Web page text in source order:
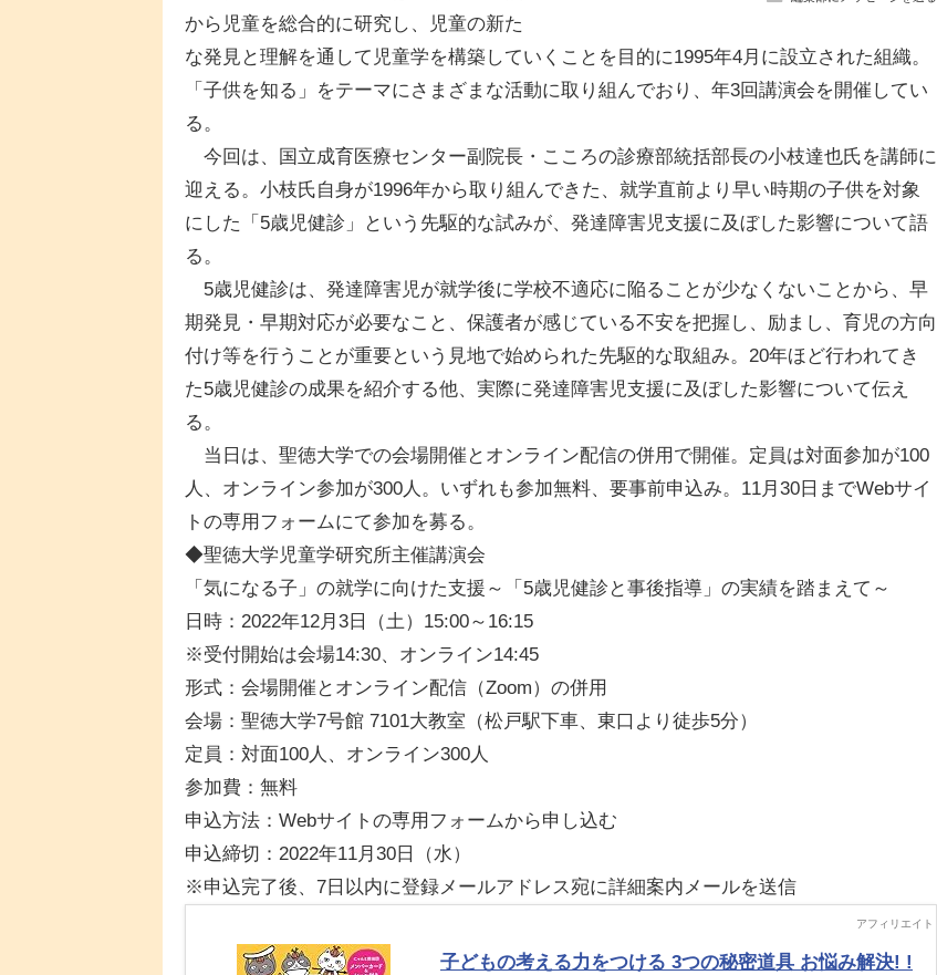
から児童を総合的に研究し、児童の新た
な発見と理解を通して児童学を構築していくことを目的に1995年4月に設立された組織。
「子供を知る」をテーマにさまざまな活動に取り組んでおり、年3回講演会を開催してい
る。
今回は、国立成育医療センター副院長・こころの診療部統括部長の小枝達也氏を講師に
迎える。小枝氏自身が1996年から取り組んできた、就学直前より早い時期の子供を対象
にした「5歳児健診」という先駆的な試みが、発達障害児支援に及ぼした影響について語
る。
5歳児健診は、発達障害児が就学後に学校不適応に陥ることが少なくないことから、早
期発見・早期対応が必要なこと、保護者が感じている不安を把握し、励まし、育児の方向
付け等を行うことが重要という見地で始められた先駆的な取組み。20年ほど行われてき
た5歳児健診の成果を紹介する他、実際に発達障害児支援に及ぼした影響について伝え
る。
当日は、聖徳大学での会場開催とオンライン配信の併用で開催。定員は対面参加が100
人、オンライン参加が300人。いずれも参加無料、要事前申込み。11月30日までWebサイ
トの専用フォームにて参加を募る。
◆聖徳大学児童学研究所主催講演会
「気になる子」の就学に向けた支援～「5歳児健診と事後指導」の実績を踏まえて～
日時：2022年12月3日（土）15:00～16:15
※受付開始は会場14:30、オンライン14:45
形式：会場開催とオンライン配信（Zoom）の併用
会場：聖徳大学7号館 7101大教室（松戸駅下車、東口より徒歩5分）
定員：対面100人、オンライン300人
参加費：無料
申込方法：Webサイトの専用フォームから申し込む
申込締切：2022年11月30日（水）
※申込完了後、7日以内に登録メールアドレス宛に詳細案内メールを送信
子どもの考える力をつける 3つの秘密道具 お悩み解決! !